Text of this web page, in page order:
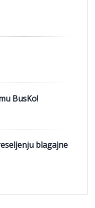
BusKo!
blagajne